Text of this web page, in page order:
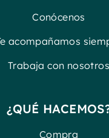
Conócenos
acompañamos
Trabaja con nosotros
¿QUÉ
Compra